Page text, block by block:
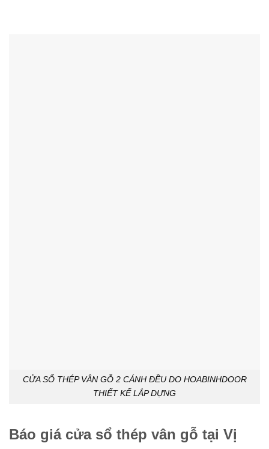
CỬA SỔ THÉP VÂN GỖ 2 CÁNH ĐỀU DO HOABINHDOOR
THIẾT KẾ LẮP DỰNG
Báo giá cửa sổ thép vân gỗ tại Vị